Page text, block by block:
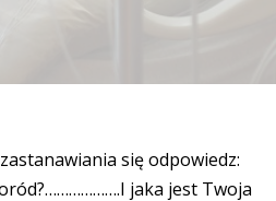
się odpowiedz:
jaka jest Twoja